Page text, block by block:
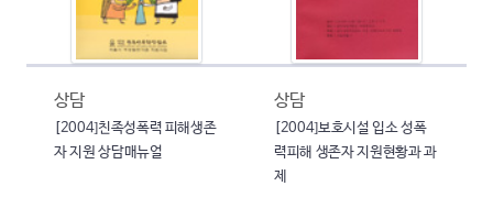
상담
[2004]친족성폭력 피해생존
자 지원 상담매뉴얼
상담
[2004]보호시설 입소 성폭
력피해 생존자 지원현황과 과
제